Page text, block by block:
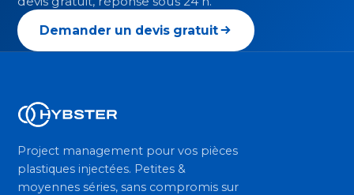
Demander un devis gratuit
Project management pour vos pièces
plastiques injectées. Petites &
moyennes séries, sans compromis sur